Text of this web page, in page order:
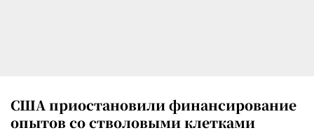
США приостановили финансирование
опытов со стволовыми клетками